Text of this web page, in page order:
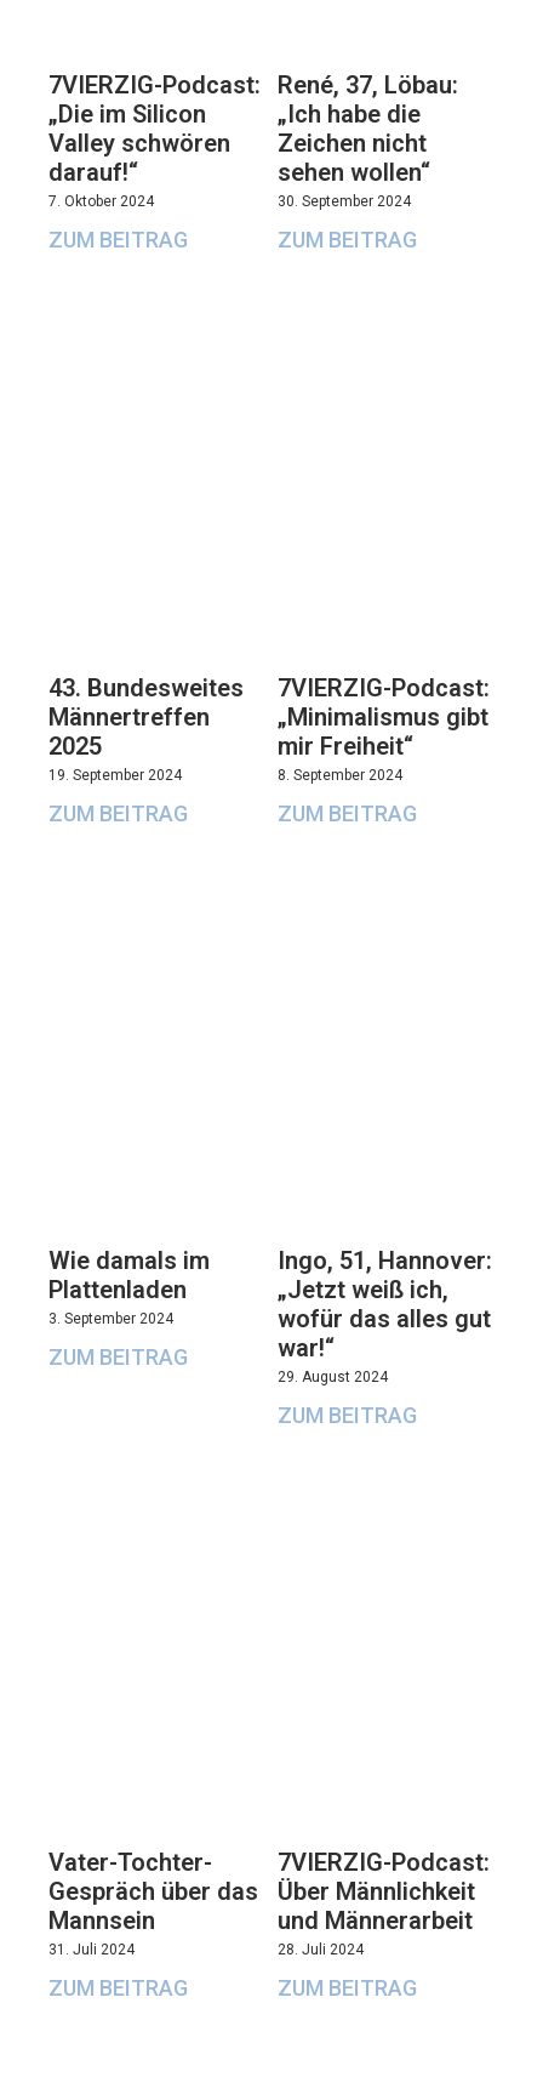
7VIERZIG-Podcast:
„Die im Silicon
Valley schwören
darauf!“
7. Oktober 2024
ZUM BEITRAG
René, 37, Löbau:
„Ich habe die
Zeichen nicht
sehen wollen“
30. September 2024
ZUM BEITRAG
43. Bundesweites
Männertreffen
2025
19. September 2024
ZUM BEITRAG
7VIERZIG-Podcast:
„Minimalismus gibt
mir Freiheit“
8. September 2024
ZUM BEITRAG
Wie damals im
Plattenladen
3. September 2024
ZUM BEITRAG
Ingo, 51, Hannover:
„Jetzt weiß ich,
wofür das alles gut
war!“
29. August 2024
ZUM BEITRAG
Vater-Tochter-
Gespräch über das
Mannsein
31. Juli 2024
ZUM BEITRAG
7VIERZIG-Podcast:
Über Männlichkeit
und Männerarbeit
28. Juli 2024
ZUM BEITRAG